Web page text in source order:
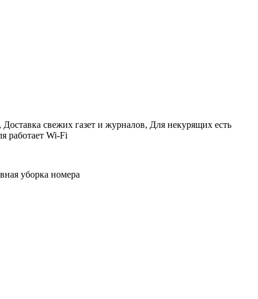
свежих газет и журналов, Для некурящих есть
работает Wi-Fi
уборка номера